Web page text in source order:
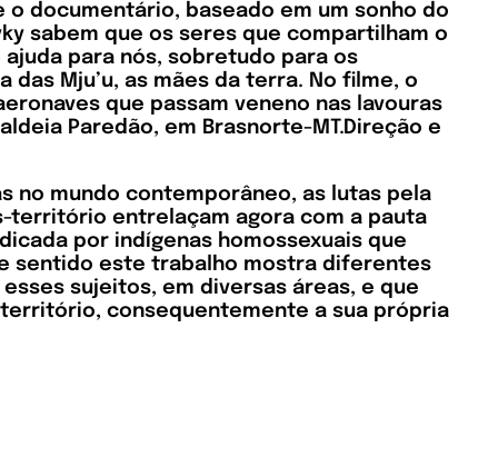
documentário, baseado em um sonho do
sabem que os seres que compartilham o
para nós, sobretudo para os
Mju’u, as mães da terra. No filme, o
que passam veneno nas lavouras
Paredão, em Brasnorte-MT.Direção e
no mundo contemporâneo, as lutas pela
território entrelaçam agora com a pauta
por indígenas homossexuais que
sentido este trabalho mostra diferentes
sujeitos, em diversas áreas, e que
consequentemente a sua própria